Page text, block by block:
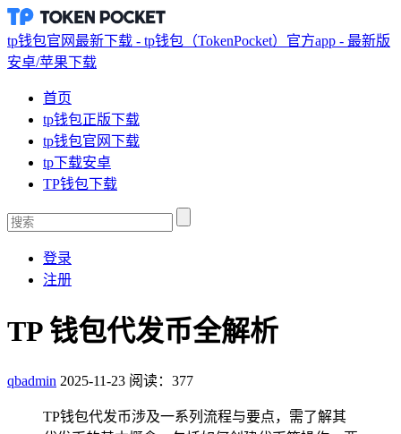
tp钱包官网最新下载 - tp钱包（TokenPocket）官方app - 最新版
安卓/苹果下载
首页
tp钱包正版下载
tp钱包官网下载
tp下载安卓
TP钱包下载
登录
注册
TP 钱包代发币全解析
qbadmin 2025-11-23 阅读：377
TP钱包代发币涉及一系列流程与要点，需了解其